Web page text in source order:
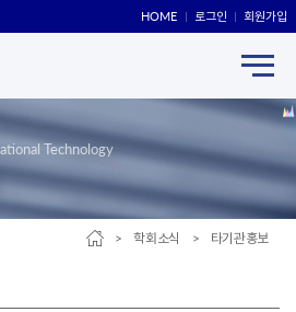
HOME 로그인 회원가입
Technology
> 학회소식 > 타기관홍보